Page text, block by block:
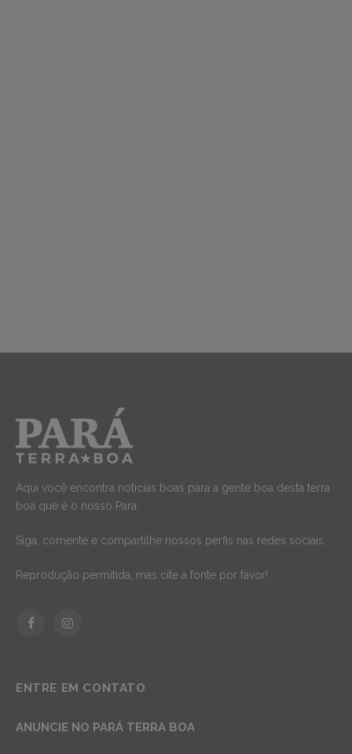
Aqui você encontra notícias boas para a gente boa desta terra
boa que é o nosso Pará.
Siga, comente e compartilhe nossos perfis nas redes sociais.
Reprodução permitida, mas cite a fonte por favor!
FacebookInstagram
ENTRE EM CONTATO
ANUNCIE NO PARÁ TERRA BOA